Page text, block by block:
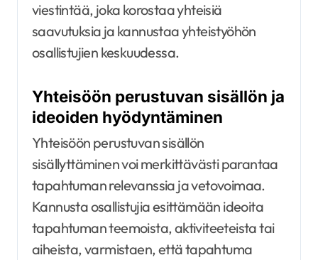
viestintää, joka korostaa yhteisiä
saavutuksia ja kannustaa yhteistyöhön
osallistujien keskuudessa.
Yhteisöön perustuvan sisällön ja
ideoiden hyödyntäminen
Yhteisöön perustuvan sisällön
sisällyttäminen voi merkittävästi parantaa
tapahtuman relevanssia ja vetovoimaa.
Kannusta osallistujia esittämään ideoita
tapahtuman teemoista, aktiviteeteista tai
aiheista, varmistaen, että tapahtuma